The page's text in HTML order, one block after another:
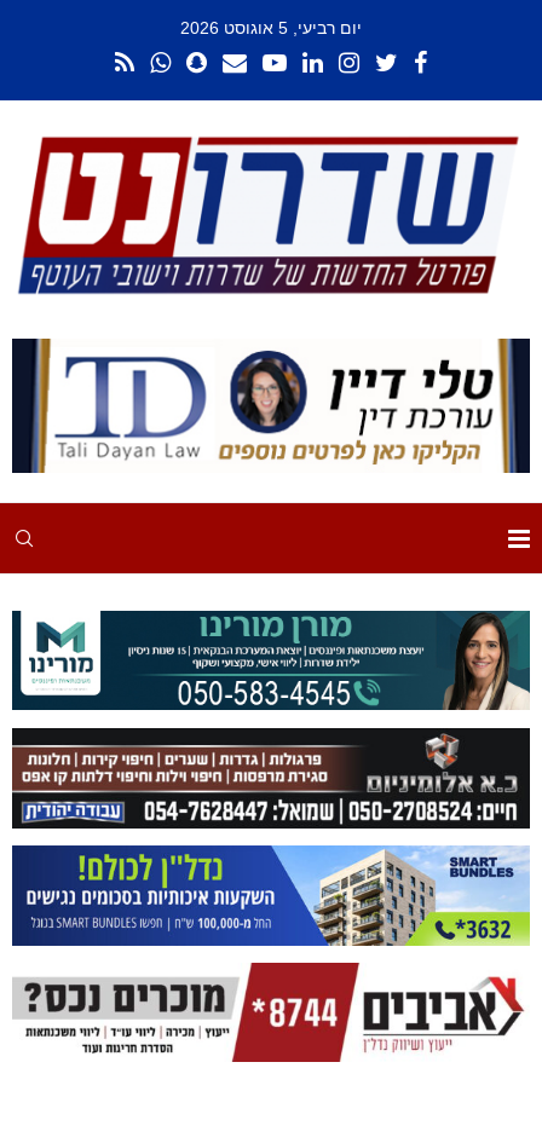
יום רביעי, 5 אוגוסט 2026